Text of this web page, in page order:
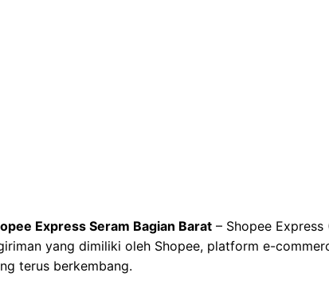
Express Seram Bagian Barat – Shopee Express
yang dimiliki oleh Shopee, platform e-
terus berkembang.